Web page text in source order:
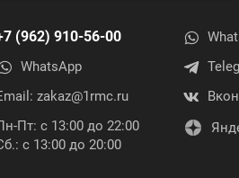
(962) 910-56-00
WhatsApp
zakaz@1rmc.ru
Пт: с 13:00 до 22:00
с 13:00 до 20:00